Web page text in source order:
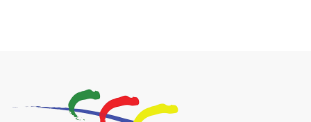
2026-07-23
猛龍長跑隊恆常練習 - 7月23日
（19:00開始）